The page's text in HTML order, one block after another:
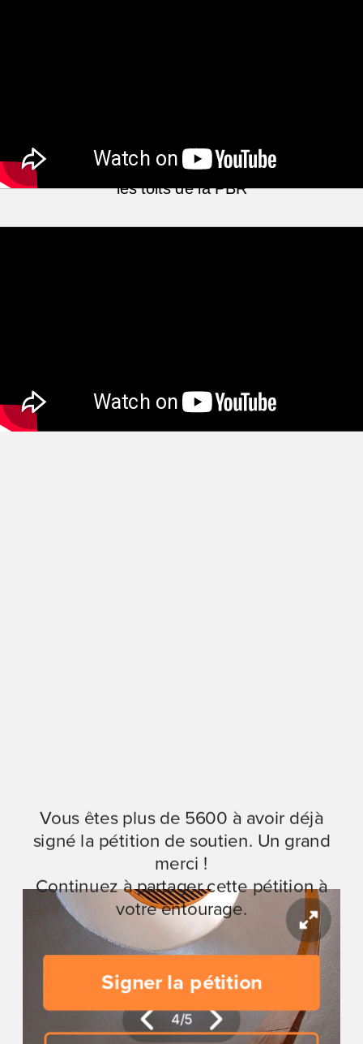
Signer la pétition
Vous êtes plus de 5600 à avoir déjà
signé la pétition de soutien. Un grand
merci !
Continuez à partager cette pétition à
votre entourage.
5/5
Les travaux d'encerclement
commencent le 4 octobre 2016...